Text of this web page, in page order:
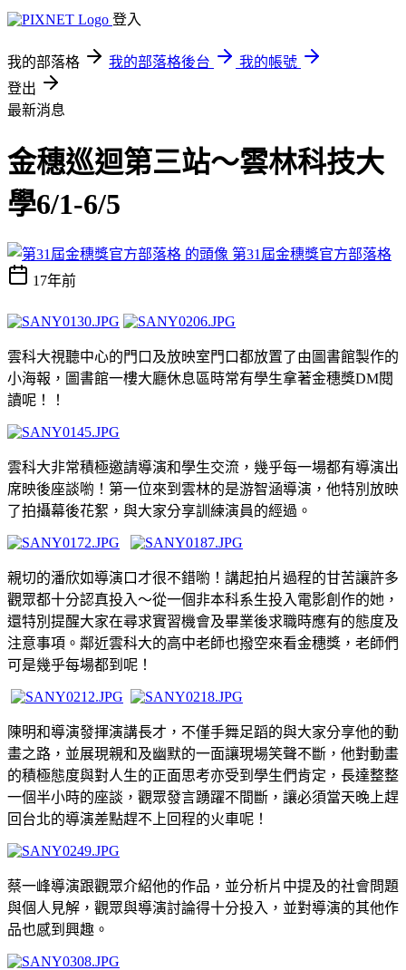
登入
我的部落格 我的部落格後台
我的帳號
登出
最新消息
金穗巡迴第三站～雲林科技大
學6/1-6/5
第31屆金穗獎官方部落格
17年前
雲科大視聽中心的門口及放映室門口都放置了由圖書館製作的
小海報，圖書館一樓大廳休息區時常有學生拿著金穗獎DM閱
讀呢！！
雲科大非常積極邀請導演和學生交流，幾乎每一場都有導演出
席映後座談喲！第一位來到雲林的是游智涵導演，他特別放映
了拍攝幕後花絮，與大家分享訓練演員的經過 。
親切的潘欣如導演口才很不錯喲！講起拍片過程的甘苦讓許多
觀眾都十分認真投入～從一個非本科系生投入電影創作的她，
還特別提醒大家在尋求實習機會及畢業後求職時應有的態度及
注意事項 。鄰近雲科大的高中老師也撥空來看金穗獎，老師們
可是幾乎每場都到呢！
陳明和導演發揮演講長才，不僅手舞足蹈的與大家分享他的動
畫之路，並展現親和及幽默的一面讓現場笑聲不斷，他對動畫
的積極態度與對人生的正面思考亦受到學生們肯定，長達整整
一個半小時的座談，觀眾發言踴躍不間斷，讓必須當天晚上趕
回台北的導演差點趕不上回程的火車呢！
蔡一峰導演跟觀眾介紹他的作品，並分析片中提及的社會問題
與個人見解，觀眾與導演討論得十分投入，並對導演的其他作
品也感到興趣 。